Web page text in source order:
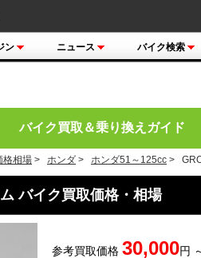
ン ニュース バイク検索
バイク買取＆乗り換えガイド
格相場 > ホンダ > ホンダ51～125cc >
バイク買取価格・相場
参考買取価格 30,000円